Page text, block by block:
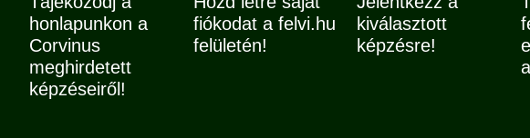
honlapunkon a
Corvinus
meghirdetett
képzéseiről!
fiókodat a felvi.hu
felületén!
kiválasztott
képzésre!